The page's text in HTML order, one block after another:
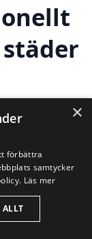
kakelugn
men
vår
×
förbättra
samtycker
Läs mer
ALLT